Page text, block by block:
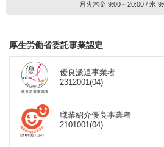
月火木金 9:00～20:00 / 水
厚生労働省委託事業認定
優良派遣事業者
2312001(04)
職業紹介優良事業者
2101001(04)